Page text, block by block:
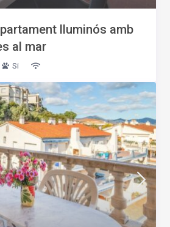
lluminós amb
al mar
Si